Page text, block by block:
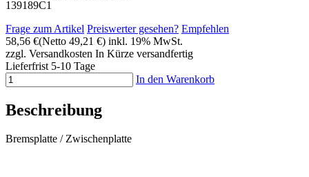
139189C1
Frage zum Artikel Preiswerter gesehen? Empfehlen
58,56 €(Netto 49,21 €) inkl. 19% MwSt.
zzgl. Versandkosten In Kürze versandfertig
Lieferfrist 5-10 Tage
In den Warenkorb
Beschreibung
Bremsplatte / Zwischenplatte